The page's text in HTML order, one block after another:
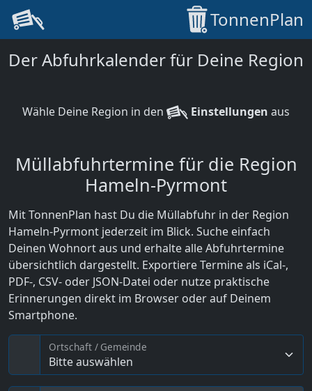
TonnenPlan
Der Abfuhrkalender für Deine Region
Wähle Deine Region in den Einstellungen aus
Müllabfuhrtermine für die Region
Hameln-Pyrmont
Mit TonnenPlan hast Du die Müllabfuhr in der Region
Hameln-Pyrmont jederzeit im Blick. Suche einfach
Deinen Wohnort aus und erhalte alle Abfuhrtermine
übersichtlich dargestellt. Exportiere Termine als iCal-,
PDF-, CSV- oder JSON-Datei oder nutze praktische
Erinnerungen direkt im Browser oder auf Deinem
Smartphone.
Bitte auswählen
Ortschaft / Gemeinde